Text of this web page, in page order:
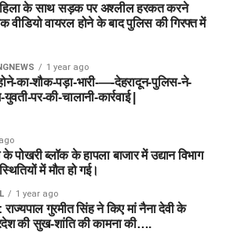
के साथ सड़क पर अश्लील हरकत करने
वीडियो वायरल होने के बाद पुलिस की गिरफ्त में
1 year ago
का-शौक-पड़ा-भारी-—-देहरादून-पुलिस-ने-
पर-की-चालानी-कार्रवाई |
पोखरी ब्लॉक के हापला बाजार में उद्यान विभाग
में मौत हो गई।
1 year ago
राज्यपाल गुरमीत सिंह ने किए मां नैना देवी के
की सुख-शांति की कामना की….